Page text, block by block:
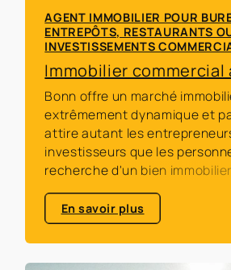
AGENT IMMOBILIER POUR
ENTREPÔTS, RESTAURANTS
INVESTISSEMENTS
Immobilier commercial
Bonn offre un marché
extrêmement dynamique et
attire autant les
investisseurs que les
recherche d'un bien immobilier
En savoir plus